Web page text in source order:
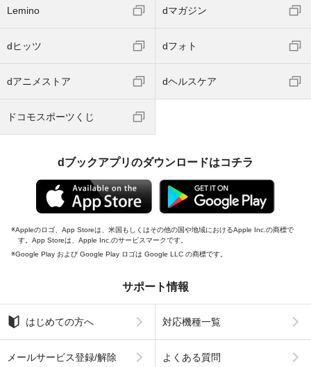
Lemino dマガジン
dヒッツ dフォト
dアニメストア dヘルスケア
ドコモスポーツくじ
dブックアプリのダウンロードはコチラ
Appleのロゴ、App Storeは、米国もしくはその他の国や地域におけるApple Inc.の商標で
す。App Storeは、Apple Inc.のサービスマークです。
Google Play および Google Play ロゴは Google LLC の商標です。
サポート情報
はじめての方へ 対応機種一覧
メールサービス登録/解除 よくある質問